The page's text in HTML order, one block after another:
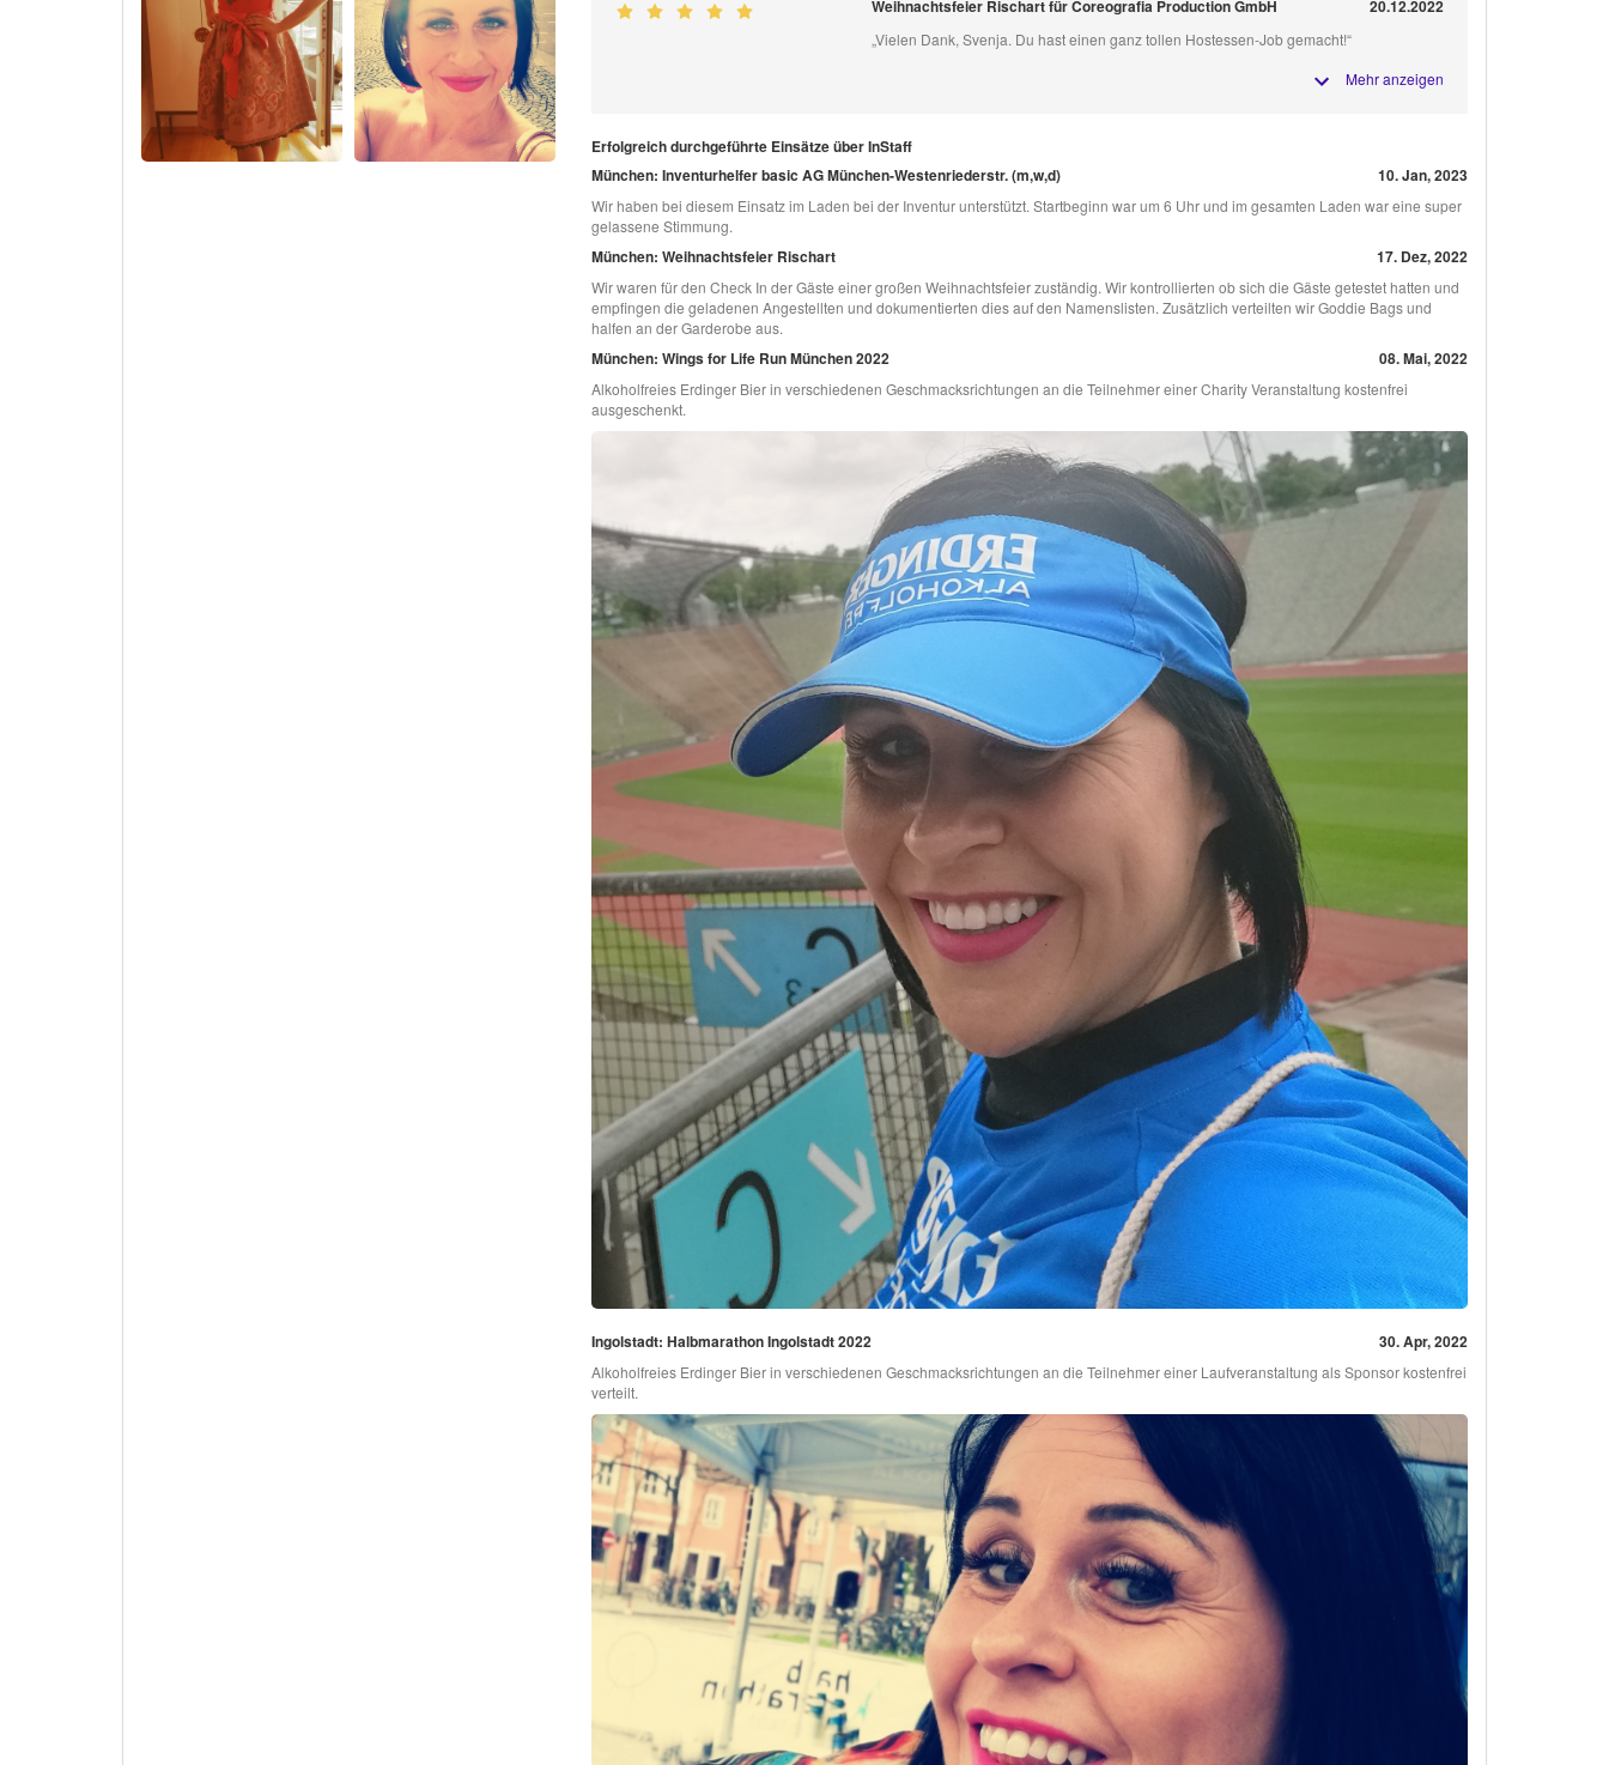
Weihnachtsfeier Rischart für Coreografia Production GmbH 20.12.2022
„Vielen Dank, Svenja. Du hast einen ganz tollen Hostessen-Job gemacht!“
Mehr anzeigen
Erfolgreich durchgeführte Einsätze über InStaff
München: Inventurhelfer basic AG München-Westenriederstr. (m,w,d)
10. Jan, 2023
Wir haben bei diesem Einsatz im Laden bei der Inventur unterstützt. Startbeginn war um 6 Uhr und im gesamten Laden war eine super
gelassene Stimmung.
München: Weihnachtsfeier Rischart 17. Dez, 2022
Wir waren für den Check In der Gäste einer großen Weihnachtsfeier zuständig. Wir kontrollierten ob sich die Gäste getestet hatten und
empfingen die geladenen Angestellten und dokumentierten dies auf den Namenslisten. Zusätzlich verteilten wir Goddie Bags und
halfen an der Garderobe aus.
München: Wings for Life Run München 2022 08. Mai, 2022
Alkoholfreies Erdinger Bier in verschiedenen Geschmacksrichtungen an die Teilnehmer einer Charity Veranstaltung kostenfrei
ausgeschenkt.
Ingolstadt: Halbmarathon Ingolstadt 2022 30. Apr, 2022
Alkoholfreies Erdinger Bier in verschiedenen Geschmacksrichtungen an die Teilnehmer einer Laufveranstaltung als Sponsor kostenfrei
verteilt.